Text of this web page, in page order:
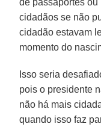
cidadãos se não
cidadão estavam
momento do
Isso seria
pois o presidente
não há mais
quando isso faz